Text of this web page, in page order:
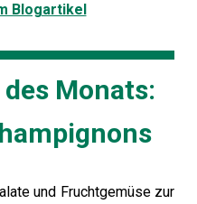
Blogartikel
Monats:
und Fruchtgemüse zur